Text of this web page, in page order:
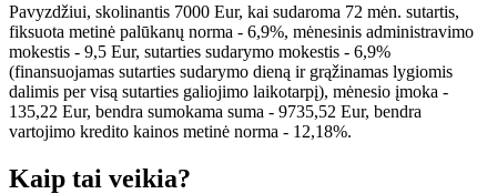
Pavyzdžiui, skolinantis 7000 Eur, kai sudaroma 72 mėn. sutartis,
fiksuota metinė palūkanų norma - 6,9%, mėnesinis administravimo
mokestis - 9,5 Eur, sutarties sudarymo mokestis - 6,9%
(finansuojamas sutarties sudarymo dieną ir grąžinamas lygiomis
dalimis per visą sutarties galiojimo laikotarpį), mėnesio įmoka -
135,22 Eur, bendra sumokama suma - 9735,52 Eur, bendra
vartojimo kredito kainos metinė norma - 12,18%.
Kaip tai veikia?